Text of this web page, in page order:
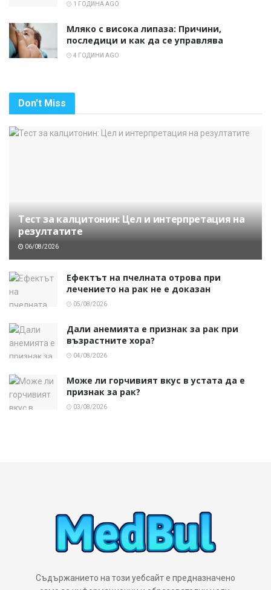
1 ГОДИНА AGO
Мляко с висока липаза: Причини,
последици и как да се управлява
4 ГОДИНИ AGO
Don't Miss
Тест за калцитонин: Цел и интерпретация на
резултатите
06/08/2026
Ефектът на пчелната отрова при
лечението на рак не е доказан
05/08/2026
Дали анемията е признак за рак при
възрастните хора?
04/08/2026
Може ли горчивият вкус в устата да е
признак за рак?
03/08/2026
Съдържанието на този уебсайт е предназначено